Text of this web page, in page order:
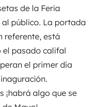
de la Feria
público. La portada
referente, está
el pasado califal
el primer día
¡habrá algo que se